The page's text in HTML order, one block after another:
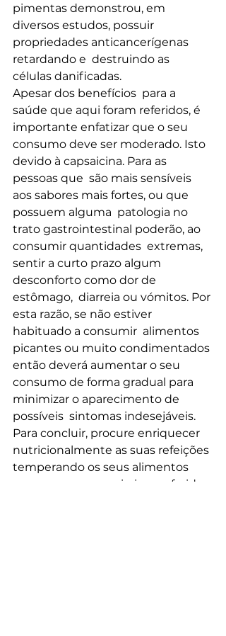
pimentas demonstrou, em
diversos estudos, possuir
propriedades anticancerígenas
retardando e  destruindo as
células danificadas.
Apesar dos benefícios  para a
saúde que aqui foram referidos, é
importante enfatizar que o seu
consumo deve ser moderado. Isto
devido à capsaicina. Para as
pessoas que  são mais sensíveis
aos sabores mais fortes, ou que
possuem alguma  patologia no
trato gastrointestinal poderão, ao
consumir quantidades  extremas,
sentir a curto prazo algum
desconforto como dor de
estômago,  diarreia ou vómitos. Por
esta razão, se não estiver
habituado a consumir  alimentos
picantes ou muito condimentados
então deverá aumentar o seu
consumo de forma gradual para
minimizar o aparecimento de
possíveis  sintomas indesejáveis.
Para concluir, procure enriquecer
nutricionalmente as suas refeições
temperando os seus alimentos
com as  suas especiarias preferidas,